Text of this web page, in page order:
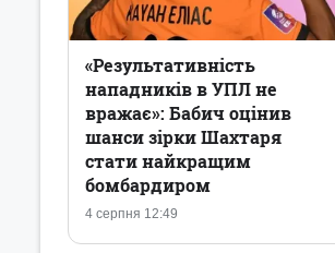
4 серпня 12:49
«Результативність
нападників в УПЛ не
вражає»: Бабич оцінив
шанси зірки Шахтаря
стати найкращим
бомбардиром